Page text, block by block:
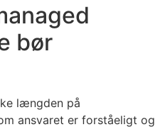
bør
længden på
ansvaret er forståeligt og